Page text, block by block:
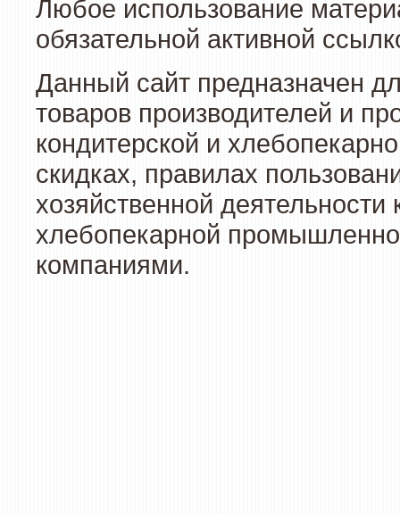
Любое использование
обязательной активной
Данный сайт предназначен
товаров производителей и
кондитерской и
скидках, правилах
хозяйственной
хлебопекарной
компаниями.